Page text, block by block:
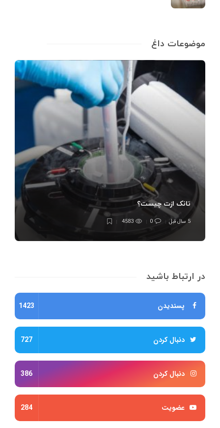
موضوعات داغ
تانک ازت چیست؟
5 سال قبل 0
4583
در ارتباط باشید
پسندیدن 1423
دنبال کردن 727
دنبال کردن 386
عضویت 284